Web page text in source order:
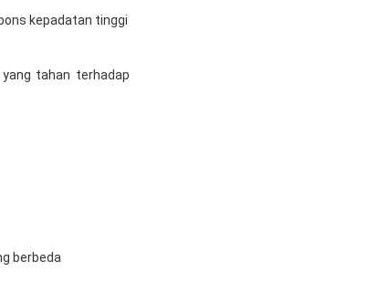
kepadatan tinggi
tahan terhadap
berbeda